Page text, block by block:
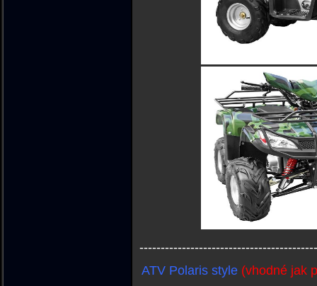
ATV Polaris style (vhodné jak